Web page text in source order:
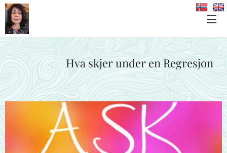
Hva skjer under en Regresjon